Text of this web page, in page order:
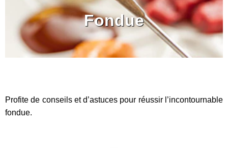
Fondue
Profite de conseils et d’astuces pour réussir l’incontournable
fondue.